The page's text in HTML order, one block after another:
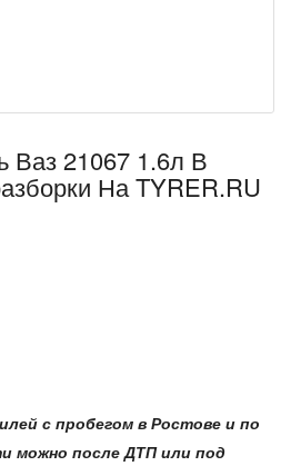
Ваз 21067 1.6л В
На TYRER.RU
с пробегом в Ростове и по
можно после ДТП или под